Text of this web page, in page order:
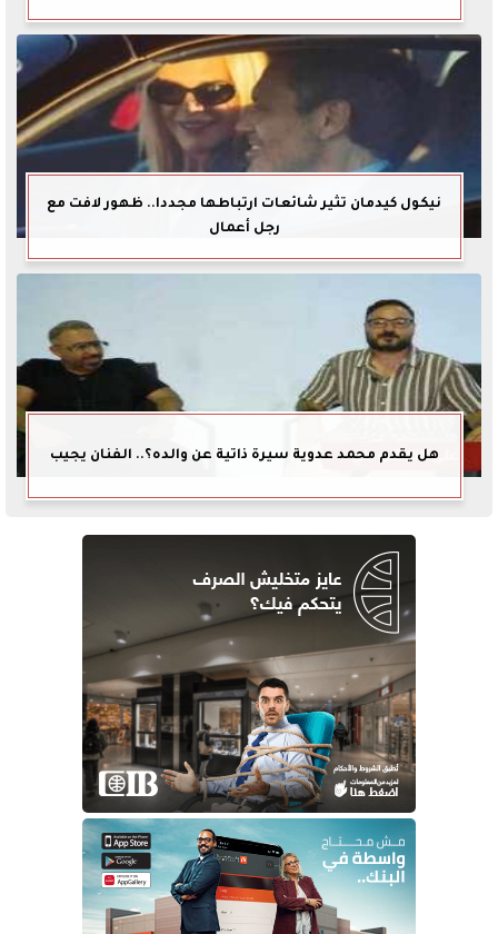
نيكول كيدمان تثير شائعات ارتباطها مجددا.. ظهور لافت مع
رجل أعمال
هل يقدم محمد عدوية سيرة ذاتية عن والده؟.. الفنان يجيب